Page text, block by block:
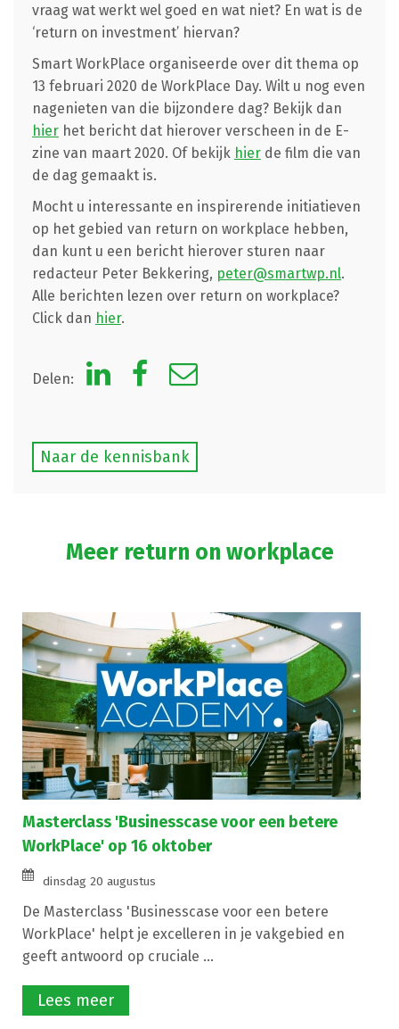
vraag wat werkt wel goed en wat niet? En wat is de
‘return on investment’ hiervan?
Smart WorkPlace organiseerde over dit thema op
13 februari 2020 de WorkPlace Day. Wilt u nog even
nagenieten van die bijzondere dag? Bekijk dan
hierhet bericht dat hierover verscheen in de E-
zine van maart 2020. Of bekijk hierde film die van
de dag gemaakt is.
Mocht u interessante en inspirerende initiatieven
op het gebied van return on workplace hebben,
dan kunt u een bericht hierover sturen naar
redacteur Peter Bekkering, peter@smartwp.nl.
Alle berichten lezen over return on workplace?
Click dan hier.
Delen:
Naar de kennisbank
Meer return on workplace
Masterclass 'Businesscase voor een betere
WorkPlace' op 16 oktober
dinsdag 20 augustus
De Masterclass 'Businesscase voor een betere
WorkPlace' helpt je excelleren in je vakgebied en
geeft antwoord op cruciale ...
Lees meer